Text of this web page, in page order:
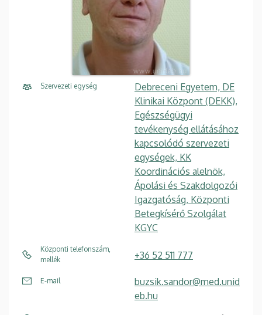
Szervezeti egység
Debreceni Egyetem, DE
Klinikai Központ (DEKK),
Egészségügyi
tevékenység ellátásához
kapcsolódó szervezeti
egységek, KK
Koordinációs alelnök,
Ápolási és Szakdolgozói
Igazgatóság, Központi
Betegkísérő Szolgálat
KGYC
Központi telefonszám,
mellék
+36 52 511 777
E-mail
buzsik.sandor@med.unid
eb.hu